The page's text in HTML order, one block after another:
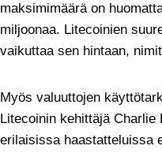
maksimimäärä on
miljoonaa. Litecoinien
vaikuttaa sen hintaan,
Myös valuuttojen
Litecoinin kehittäjä Charlie
erilaisissa haastatteluissa